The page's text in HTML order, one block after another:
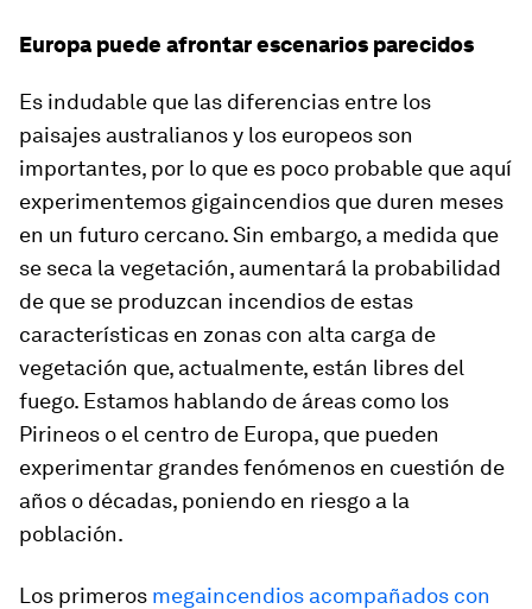
Europa puede afrontar escenarios parecidos
Es indudable que las diferencias entre los
paisajes australianos y los europeos son
importantes, por lo que es poco probable que aquí
experimentemos gigaincendios que duren meses
en un futuro cercano. Sin embargo, a medida que
se seca la vegetación, aumentará la probabilidad
de que se produzcan incendios de estas
características en zonas con alta carga de
vegetación que, actualmente, están libres del
fuego. Estamos hablando de áreas como los
Pirineos o el centro de Europa, que pueden
experimentar grandes fenómenos en cuestión de
años o décadas, poniendo en riesgo a la
población.
Los primeros megaincendios acompañados con